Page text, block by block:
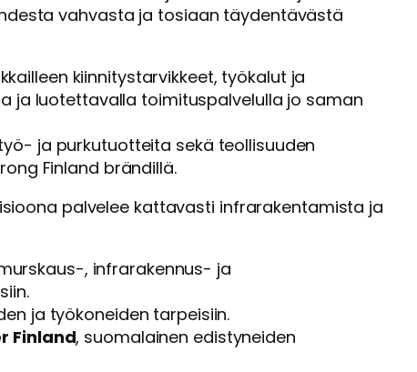
vahvasta ja tosiaan täydentävästä
kiinnitystarvikkeet, työkalut ja
ja luotettavalla toimituspalvelulla jo saman
ja purkutuotteita sekä teollisuuden
Finland brändillä.
palvelee kattavasti infrarakentamista ja
, infrarakennus- ja
ja työkoneiden tarpeisiin.
Finland, suomalainen edistyneiden